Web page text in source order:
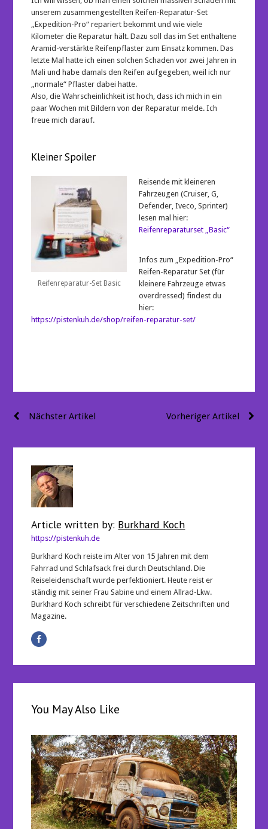
unserem zusammengestellten Reifen-Reparatur-Set
„Expedition-Pro“ repariert bekommt und wie viele
Kilometer die Reparatur hält. Dazu soll das im Set enthaltene
Aramid-verstärkte Reifenpflaster zum Einsatz kommen. Das
letzte Mal hatte ich einen solchen Schaden vor zwei Jahren in
Mali und habe damals den Reifen aufgegeben, weil ich nur
„normale“ Pflaster dabei hatte.
Also, die Wahrscheinlichkeit ist hoch, dass ich mich in ein
paar Wochen mit Bildern von der Reparatur melde. Ich
freue mich darauf.
Kleiner Spoiler
Reifenreparatur-Set Basic
Reisende mit kleineren
Fahrzeugen (Cruiser, G,
Defender, Iveco, Sprinter)
lesen mal hier:
Reifenreparaturset „Basic“
Infos zum „Expedition-Pro“
Reifen-Reparatur Set (für
kleinere Fahrzeuge etwas
overdressed) findest du
hier:
https://pistenkuh.de/shop/reifen-reparatur-set/
Beitragsnavigation Vorheriger Artikel
Nächster Artikel
Article written by: Burkhard Koch
https://pistenkuh.de
Burkhard Koch reiste im Alter von 15 Jahren mit dem
Fahrrad und Schlafsack frei durch Deutschland. Die
Reiseleidenschaft wurde perfektioniert. Heute reist er
ständig mit seiner Frau Sabine und einem Allrad-Lkw.
Burkhard Koch schreibt für verschiedene Zeitschriften und
Magazine.
You May Also Like